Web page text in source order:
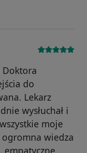
Doktora
do
Lekarz
wysłuchał i
moje
wiedza
empatyczne